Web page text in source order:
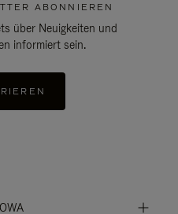
ABONNIEREN
über Neuigkeiten und
informiert sein.